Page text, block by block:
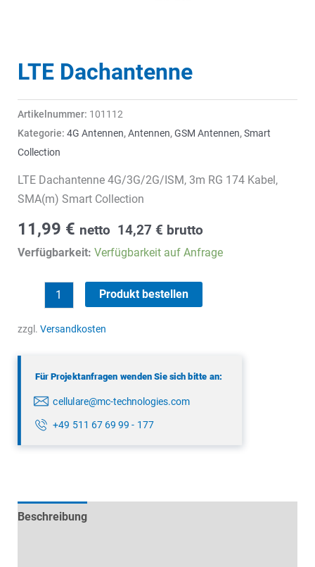
LTE Dachantenne
Artikelnummer: 101112
Kategorie: 4G Antennen,Antennen,GSM Antennen,Smart
Collection
LTE Dachantenne 4G/3G/2G/ISM, 3m RG 174 Kabel,
SMA(m) Smart Collection
11,99 € netto 14,27 € brutto
Verfügbarkeit: Verfügbarkeit auf Anfrage
Dachantenne
Menge
Produkt bestellen
zzgl. Versandkosten
Für Projektanfragen wenden Sie sich bitte an:
cellulare@mc-technologies.com
+49 511 67 69 99 - 177
Beschreibung